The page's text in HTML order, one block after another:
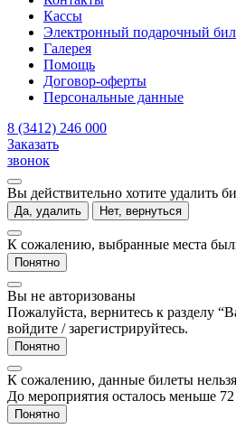
Кассы
Электронный подарочный
Галерея
Помощь
Договор-оферты
Персональные данные
8 (3412) 246 000
Заказать
звонок
Вы действительно хотите удалить
Да, удалить Нет, вернуться
К сожалению, выбранные места
Понятно
Вы не авторизованы
Пожалуйста, вернитесь к разделу
войдите / зарегистрируйтесь.
Понятно
К сожалению, данные билеты
До мероприятия осталось меньше 72
Понятно